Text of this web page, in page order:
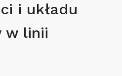
i układu
w linii